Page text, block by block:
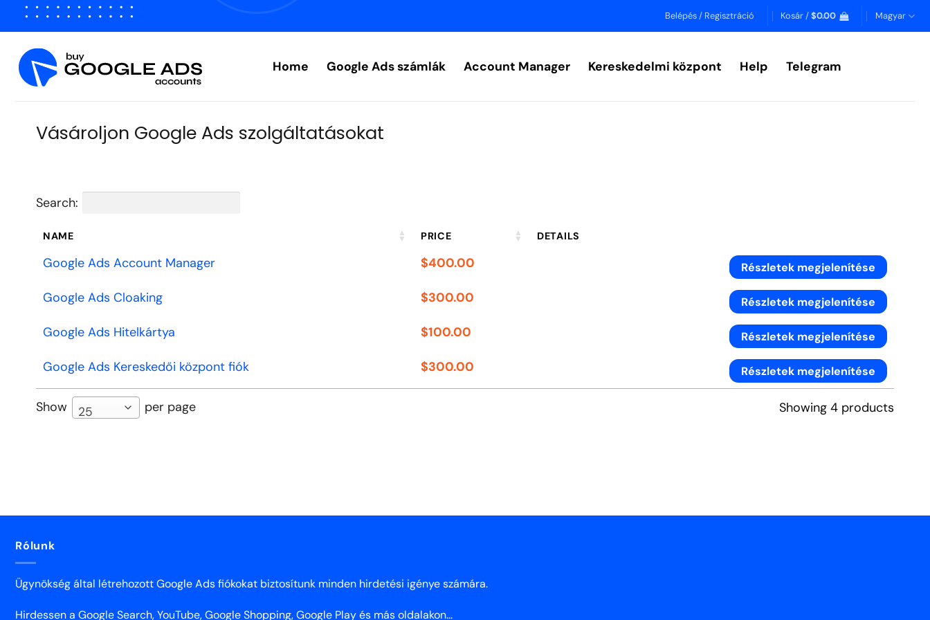
Ugrás
Belépés / Regisztráció Kosár /$0.00 Magyar
Home Google Ads számlák Account Manager Kereskedelmi központ Help Telegram
Vásároljon Google Ads szolgáltatásokat
Search:
NAME PRICE DETAILS
Google Ads Account Manager $400.00 Részletek megjelenítése
Google Ads Cloaking $300.00 Részletek megjelenítése
Google Ads Hitelkártya $100.00 Részletek megjelenítése
Google Ads Kereskedői központ fiók $300.00 Részletek megjelenítése
Show 25 per page Showing 4 products
Rólunk
Ügynökség által létrehozott Google Ads fiókokat biztosítunk minden hirdetési igénye számára.
Hirdessen a Google Search, YouTube, Google Shopping, Google Play és más oldalakon...